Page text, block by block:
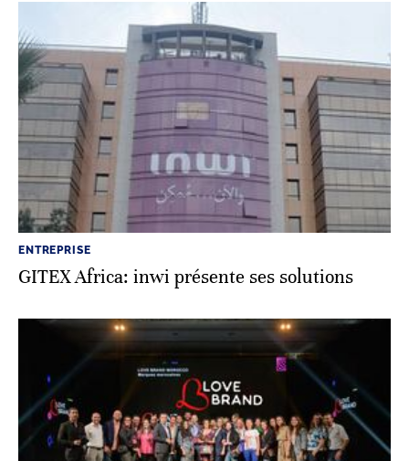
ENTREPRISE
GITEX Africa: inwi présente ses solutions